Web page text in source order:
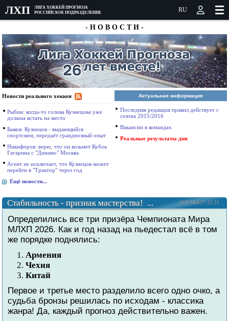
ЛXП
ЛИГА ХОККЕЙ ПРОГНОЗА
РОССИЙСКОЕ ПОДРАЗДЕЛЕНИЕ
- Н О В О С Т И -
Новости реального хоккея
Рыбин: когда-то голова Кузнецова уже
должна встать на место
Быков: Кузнецов - выдающийся
спортсмен, передаёт грандиозный опыт
Никифоров: верю, что он возьмет Кубок
Гагарина с "Динамо" Москва
Агент не исключает, что Кузнецов может
перейти в "Трактор" через год
Ещё новости...
Актуальная информация
Последняя редакция правил действует с
сезона 2015/2016
Вакансии в командах
Реальные результаты дня
2026 Май 27, 02:21
Стабильность - признак мастерства! ...
Определились все три призёра Чемпионата Мира
МЛХП 2026. Как и год назад на пьедестал всё в том
же порядке поднялись:
Армения
Чехия
Китай
Первое и третье место разделило всего одно очко, а
судьба бронзы решилась по исходам - классика
жанра! Да, каждый прогноз действительно важен.